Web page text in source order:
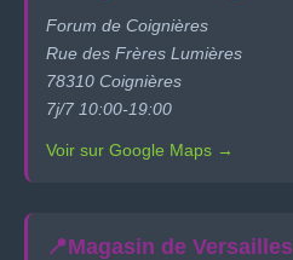
Forum de Coignières
Rue des Frères Lumières
78310 Coignières
7j/7 10:00-19:00
Voir sur Google Maps →
📍Magasin de Versailles